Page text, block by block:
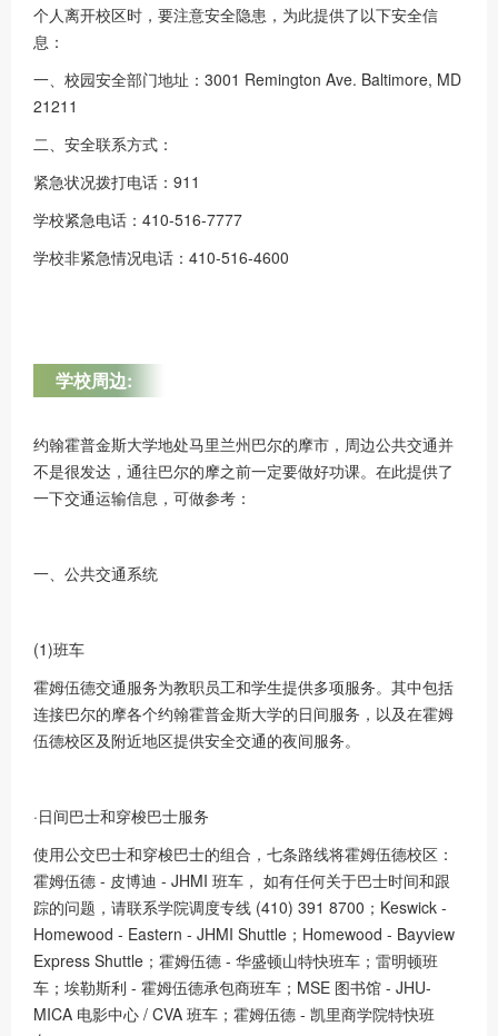
个人离开校区时，要注意安全隐患，为此提供了以下安全信
息：
一、校园安全部门地址：3001 Remington Ave. Baltimore, MD
21211
二、安全联系方式：
紧急状况拨打电话：911
学校紧急电话：410-516-7777
学校非紧急情况电话：410-516-4600
学校周边:
约翰霍普金斯大学地处马里兰州巴尔的摩市，周边公共交通并
不是很发达，通往巴尔的摩之前一定要做好功课。在此提供了
一下交通运输信息，可做参考：
一、公共交通系统
(1)班车
霍姆伍德交通服务为教职员工和学生提供多项服务。其中包括
连接巴尔的摩各个约翰霍普金斯大学的日间服务，以及在霍姆
伍德校区及附近地区提供安全交通的夜间服务。
·日间巴士和穿梭巴士服务
使用公交巴士和穿梭巴士的组合，七条路线将霍姆伍德校区：
霍姆伍德 - 皮博迪 - JHMI 班车， 如有任何关于巴士时间和跟
踪的问题，请联系学院调度专线 (410) 391 8700；Keswick -
Homewood - Eastern - JHMI Shuttle；Homewood - Bayview
Express Shuttle；霍姆伍德 - 华盛顿山特快班车；雷明顿班
车；埃勒斯利 - 霍姆伍德承包商班车；MSE 图书馆 - JHU-
MICA 电影中心 / CVA 班车；霍姆伍德 - 凯里商学院特快班